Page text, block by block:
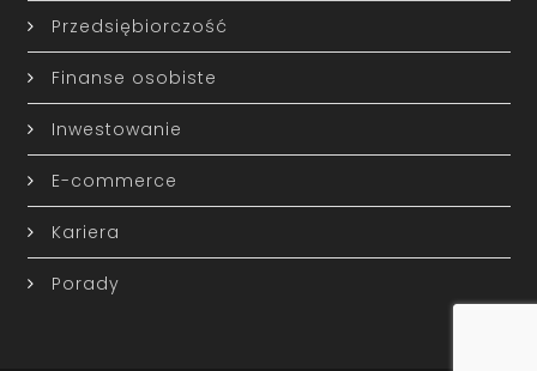
Przedsiębiorczość
Finanse osobiste
Inwestowanie
E-commerce
Kariera
Porady